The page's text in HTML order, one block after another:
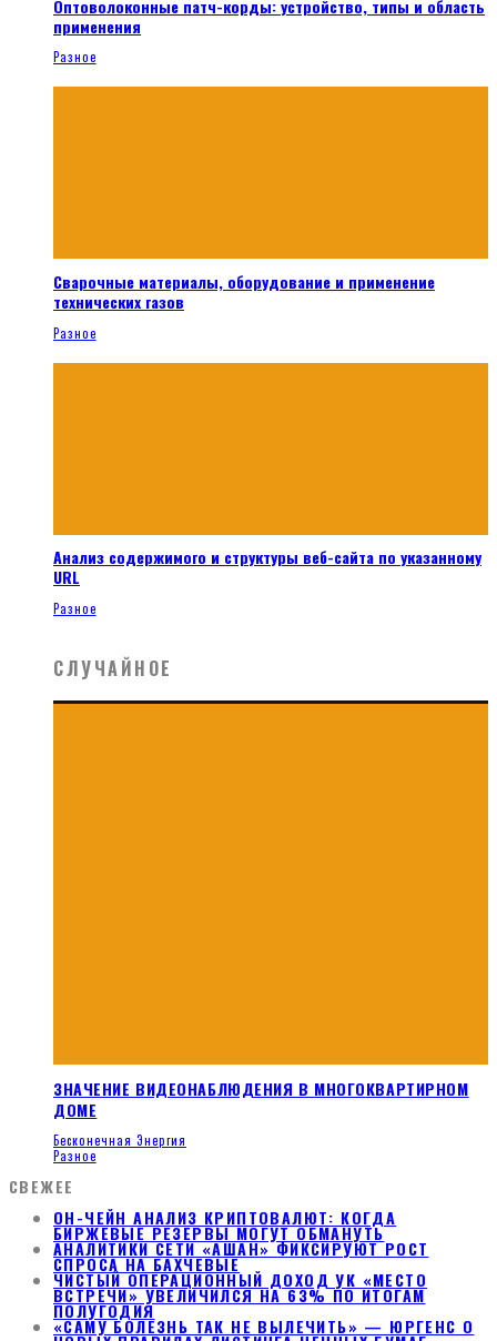
Оптоволоконные патч-корды: устройство, типы и область
применения
Разное
Сварочные материалы, оборудование и применение
технических газов
Разное
Анализ содержимого и структуры веб-сайта по указанному
URL
Разное
СЛУЧАЙНОЕ
ЗНАЧЕНИЕ ВИДЕОНАБЛЮДЕНИЯ В МНОГОКВАРТИРНОМ
ДОМЕ
Бесконечная Энергия
Разное
СВЕЖЕЕ
ОН-ЧЕЙН АНАЛИЗ КРИПТОВАЛЮТ: КОГДА
БИРЖЕВЫЕ РЕЗЕРВЫ МОГУТ ОБМАНУТЬ
АНАЛИТИКИ СЕТИ «АШАН» ФИКСИРУЮТ РОСТ
СПРОСА НА БАХЧЕВЫЕ
ЧИСТЫЙ ОПЕРАЦИОННЫЙ ДОХОД УК «МЕСТО
ВСТРЕЧИ» УВЕЛИЧИЛСЯ НА 63% ПО ИТОГАМ
ПОЛУГОДИЯ
«САМУ БОЛЕЗНЬ ТАК НЕ ВЫЛЕЧИТЬ» — ЮРГЕНС О